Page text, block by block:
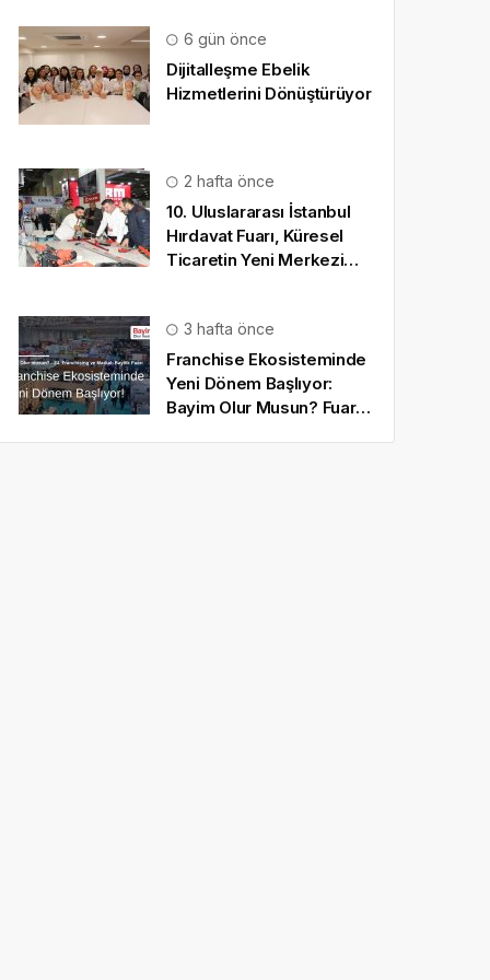
6 gün önce
Dijitalleşme Ebelik
Hizmetlerini Dönüştürüyor
2 hafta önce
10. Uluslararası İstanbul
Hırdavat Fuarı, Küresel
Ticaretin Yeni Merkezi
3 hafta önce
Franchise Ekosisteminde
Yeni Dönem Başlıyor:
Bayim Olur Musun? Fuarı